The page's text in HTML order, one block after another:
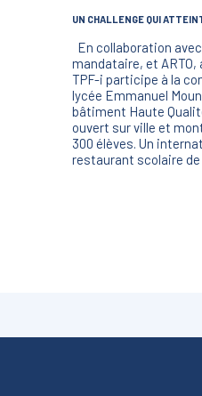
UN CHALLENGE QUI
En collaboration
mandataire, et
TPF-i participe à la
lycée Emmanuel
bâtiment Haute
ouvert sur ville et
300 élèves. Un
restaurant scolaire